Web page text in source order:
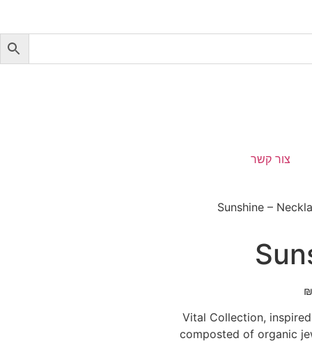
צור קשר
₪
Vital Collection,
composted of organic